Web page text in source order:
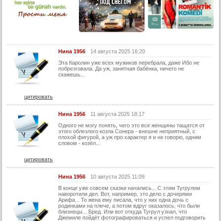
27 серия
30 серия
31 серия
32 серия
33 серия
35 серия
36 серия
38 серия
41 серия
Нина 1956
14 августа 2025 16:20
Эта Каролин уже всех мужиков перебрала, даже Ибо не
побрезговала. Да уж, занятная бабёнка, ничего не
скажешь...
цитировать
Нина 1956
11 августа 2025 18:17
Одного не могу понять, чего это все женщины тащатся от
этого облезлого козла Сонера - внешне неприятный, с
плохой фигурой, а уж про характер я и не говорю, одним
словом - козёл...
цитировать
Нина 1956
10 августа 2025 11:09
В конце уже совсем сказки начались... С этим Тугрулом
наворотили дел. Вот, например, это дело с дочерями
Арифа... То жена ему писала, что у них одна дочь с
родинками на плече, а потом вдруг оказалось, что были
близнецы... Бред. Или вот откуда Тугрул узнал, что
Джемиле пойдёт фотографироваться и успел подговорить